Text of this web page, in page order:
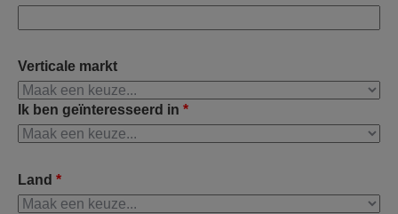
Verticale markt
Ik ben geïnteresseerd in *
Land *